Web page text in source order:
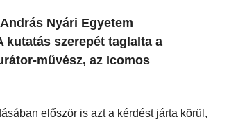
Nyári Egyetem
kutatás szerepét taglalta a
művész, az Icomos
először is azt a kérdést járta körül,